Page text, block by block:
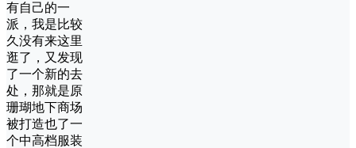
有自己的一
派，我是比较
久没有来这里
逛了，又发现
了一个新的去
处，那就是原
珊瑚地下商场
被打造也了一
个中高档服装